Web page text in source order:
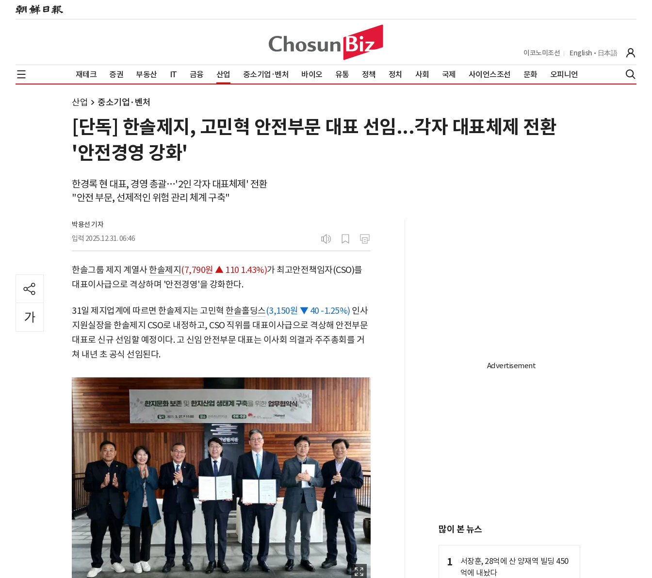
이코노미조선 English 日本語
재테크 증권 부동산 IT 금융 산업 중소기업·벤처 바이오 유통 정책 정치 사회 국제 사이언스조선 문화 오피니언
산업 중소기업·벤처
[단독] 한솔제지, 고민혁 안전부문 대표 선임...각자 대표체제 전환
'안전경영 강화'
한경록 현 대표, 경영 총괄…'2인 각자 대표체제' 전환
"안전 부문, 선제적인 위험 관리 체계 구축"
박용선 기자
입력 2025.12.31. 06:46
한솔그룹 제지 계열사 한솔제지 (7,790원 ▲ 110 1.43%)가 최고안전책임자(CSO)를
대표이사급으로 격상하며 '안전경영'을 강화한다.
31일 제지업계에 따르면 한솔제지는 고민혁 한솔홀딩스(3,150원 ▼ 40 -1.25%) 인사
지원실장을 한솔제지 CSO로 내정하고, CSO 직위를 대표이사급으로 격상해 안전부문
대표로 신규 선임할 예정이다. 고 신임 안전부문 대표는 이사회 의결과 주주총회를 거
쳐 내년 초 공식 선임된다.
많이 본 뉴스
1
서장훈, 28억에 산 양재역 빌딩 450
억에 내놨다